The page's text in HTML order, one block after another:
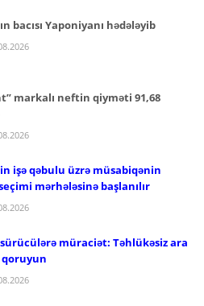
bacısı Yaponiyanı hədələyib
markalı neftin qiyməti 91,68
işə qəbulu üzrə müsabiqənin
mərhələsinə başlanılır
sürücülərə müraciət: Təhlükəsiz ara
qoruyun